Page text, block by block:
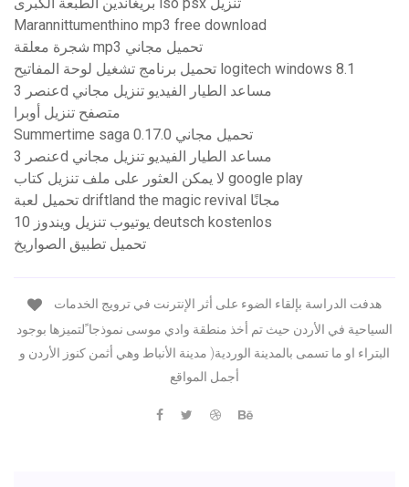
بريغاندين الطبعة الكبرى iso psx تنزيل
Marannittumenthino mp3 free download
شجرة معلقة mp3 تحميل مجاني
تحميل برنامج تشغيل لوحة المفاتيح logitech windows 8.1
عنصر 3d مساعد الطيار الفيديو تنزيل مجاني
متصفح تنزيل أوبرا
Summertime saga 0.17.0 تحميل مجاني
عنصر 3d مساعد الطيار الفيديو تنزيل مجاني
لا يمكن العثور على ملف تنزيل كتاب google play
تحميل لعبة driftland the magic revival مجانًا
يوتيوب تنزيل ويندوز 10 deutsch kostenlos
تحميل تطبيق الصواريخ
السياحية في الأردن حيث تم أخذ منطقة وادي موسى نموذجا ًلتميزها بوجود
البتراء او ما تسمى بالمدينة الوردية( مدينة الأنباط وهي أثمن كنوز الأردن و
أجمل المواقع